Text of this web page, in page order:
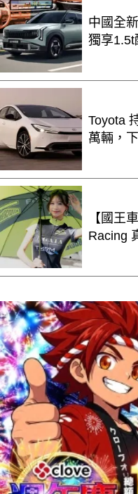
中國全
獨享1.5t
Toyota
萬輛，
【國王
Racing